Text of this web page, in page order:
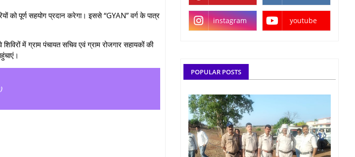
को पूर्ण सहयोग प्रदान करेगा। इससे “GYAN” वर्ग के पात्र
में ग्राम पंचायत सचिव एवं ग्राम रोजगार सहायकों की
instagram youtube
POPULAR POSTS